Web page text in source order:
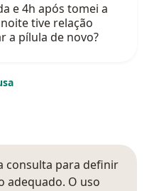
e 4h após tomei a
tive relação
a pílula de novo?
consulta para definir
adequado. O uso